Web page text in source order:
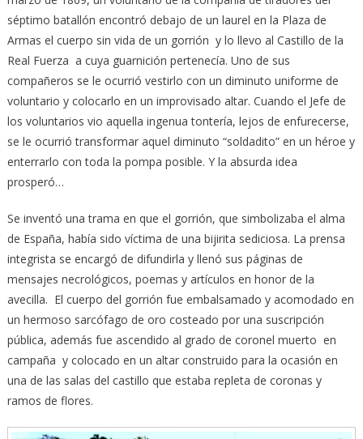
séptimo batallón encontró debajo de un laurel en la Plaza de
Armas el cuerpo sin vida de un gorrión y lo llevo al Castillo de la
Real Fuerza a cuya guarnición pertenecía. Uno de sus
compañeros se le ocurrió vestirlo con un diminuto uniforme de
voluntario y colocarlo en un improvisado altar. Cuando el Jefe de
los voluntarios vio aquella ingenua tontería, lejos de enfurecerse,
se le ocurrió transformar aquel diminuto “soldadito” en un héroe y
enterrarlo con toda la pompa posible. Y la absurda idea
prosperó…
Se inventó una trama en que el gorrión, que simbolizaba el alma
de España, había sido víctima de una bijirita sediciosa. La prensa
integrista se encargó de difundirla y llenó sus páginas de
mensajes necrológicos, poemas y artículos en honor de la
avecilla. El cuerpo del gorrión fue embalsamado y acomodado en
un hermoso sarcófago de oro costeado por una suscripción
pública, además fue ascendido al grado de coronel muerto en
campaña y colocado en un altar construido para la ocasión en
una de las salas del castillo que estaba repleta de coronas y
ramos de flores.